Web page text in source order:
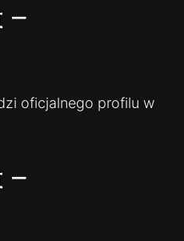
–
oficjalnego profilu w
–